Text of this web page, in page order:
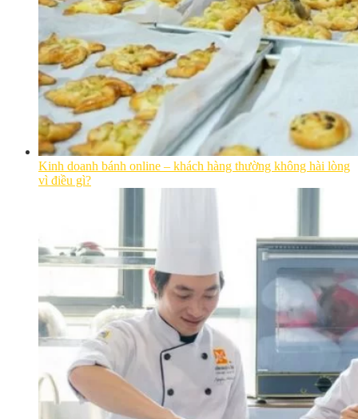
Kinh doanh bánh online – khách hàng thường không hài lòng
vì điều gì?